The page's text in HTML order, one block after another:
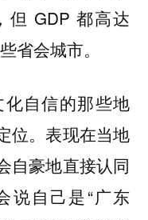
但 GDP 都高达
省会城市。
自信的那些地
位。表现在当地
自豪地直接认同
说自己是“广东